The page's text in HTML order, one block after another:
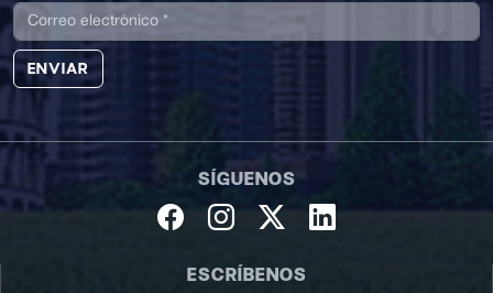
ENVIAR
SÍGUENOS
ESCRÍBENOS